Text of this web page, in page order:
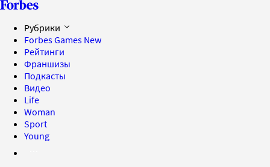
Рубрики
Forbes Games New
Рейтинги
Франшизы
Подкасты
Видео
Life
Woman
Sport
Young